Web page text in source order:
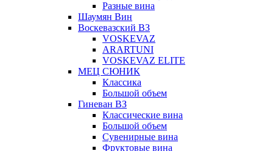
Разные вина
Шаумян Вин
Воскевазский ВЗ
VOSKEVAZ
ARARTUNI
VOSKEVAZ ELITE
МЕЦ СЮНИК
Классика
Большой объем
Гиневан ВЗ
Классические вина
Большой объем
Сувенирные вина
Фруктовые вина